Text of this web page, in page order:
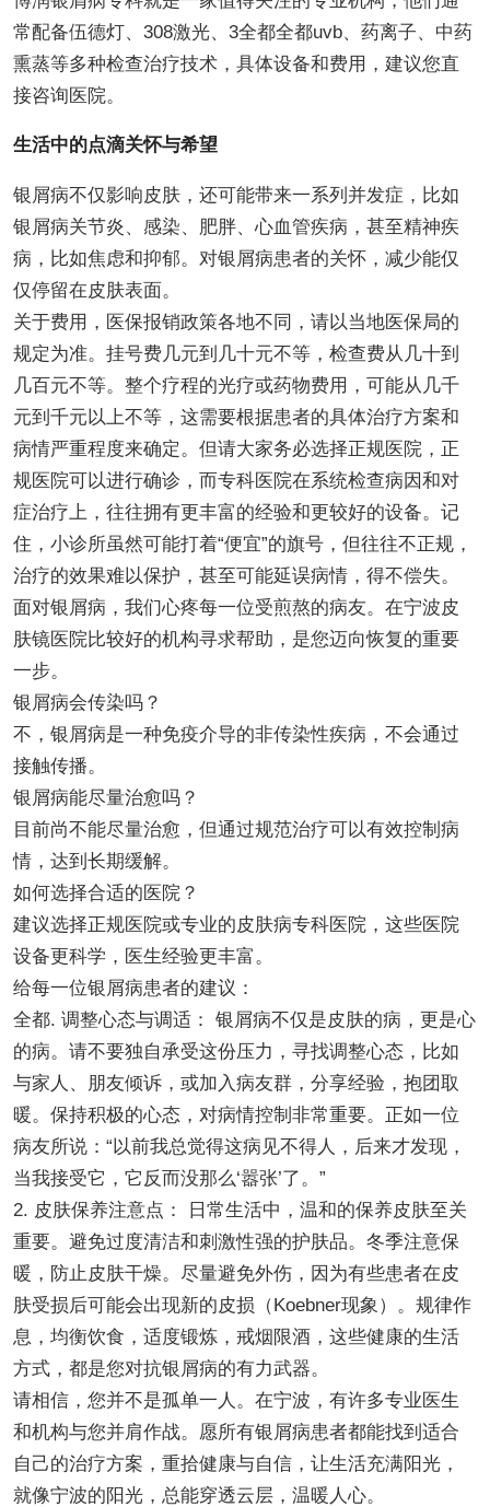
常配备伍德灯、308激光、3全都全都uvb、药离子、中药
熏蒸等多种检查治疗技术，具体设备和费用，建议您直
接咨询医院。
生活中的点滴关怀与希望
银屑病不仅影响皮肤，还可能带来一系列并发症，比如
银屑病关节炎、感染、肥胖、心血管疾病，甚至精神疾
病，比如焦虑和抑郁。对银屑病患者的关怀，减少能仅
仅停留在皮肤表面。
关于费用，医保报销政策各地不同，请以当地医保局的
规定为准。挂号费几元到几十元不等，检查费从几十到
几百元不等。整个疗程的光疗或药物费用，可能从几千
元到千元以上不等，这需要根据患者的具体治疗方案和
病情严重程度来确定。但请大家务必选择正规医院，正
规医院可以进行确诊，而专科医院在系统检查病因和对
症治疗上，往往拥有更丰富的经验和更较好的设备。记
住，小诊所虽然可能打着“便宜”的旗号，但往往不正规，
治疗的效果难以保护，甚至可能延误病情，得不偿失。
面对银屑病，我们心疼每一位受煎熬的病友。在宁波皮
肤镜医院比较好的机构寻求帮助，是您迈向恢复的重要
一步。
银屑病会传染吗？
不，银屑病是一种免疫介导的非传染性疾病，不会通过
接触传播。
银屑病能尽量治愈吗？
目前尚不能尽量治愈，但通过规范治疗可以有效控制病
情，达到长期缓解。
如何选择合适的医院？
建议选择正规医院或专业的皮肤病专科医院，这些医院
设备更科学，医生经验更丰富。
给每一位银屑病患者的建议：
全都. 调整心态与调适： 银屑病不仅是皮肤的病，更是心
的病。请不要独自承受这份压力，寻找调整心态，比如
与家人、朋友倾诉，或加入病友群，分享经验，抱团取
暖。保持积极的心态，对病情控制非常重要。正如一位
病友所说：“以前我总觉得这病见不得人，后来才发现，
当我接受它，它反而没那么‘嚣张’了。”
2. 皮肤保养注意点： 日常生活中，温和的保养皮肤至关
重要。避免过度清洁和刺激性强的护肤品。冬季注意保
暖，防止皮肤干燥。尽量避免外伤，因为有些患者在皮
肤受损后可能会出现新的皮损（Koebner现象）。规律作
息，均衡饮食，适度锻炼，戒烟限酒，这些健康的生活
方式，都是您对抗银屑病的有力武器。
请相信，您并不是孤单一人。在宁波，有许多专业医生
和机构与您并肩作战。愿所有银屑病患者都能找到适合
自己的治疗方案，重拾健康与自信，让生活充满阳光，
就像宁波的阳光，总能穿透云层，温暖人心。